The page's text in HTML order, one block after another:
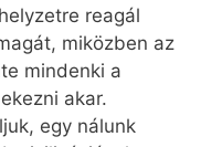
reagál
miközben az
mindenki a
akar.
egy nálunk